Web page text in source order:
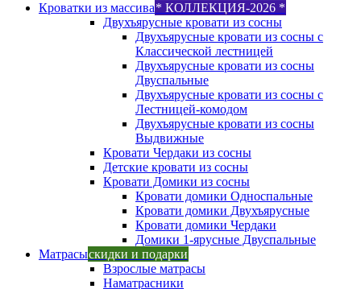
Кроватки из массива* КОЛЛЕКЦИЯ-2026 *
Двухъярусные кровати из сосны
Двухъярусные кровати из сосны с
Классической лестницей
Двухъярусные кровати из сосны
Двуспальные
Двухъярусные кровати из сосны с
Лестницей-комодом
Двухъярусные кровати из сосны
Выдвижные
Кровати Чердаки из сосны
Детские кровати из сосны
Кровати Домики из сосны
Кровати домики Односпальные
Кровати домики Двухъярусные
Кровати домики Чердаки
Домики 1-ярусные Двуспальные
Матрасыскидки и подарки
Взрослые матрасы
Наматрасники